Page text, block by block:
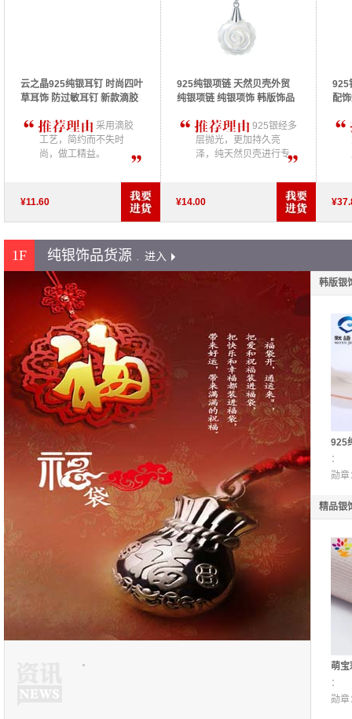
云之晶925纯银耳钉 时尚四叶
草耳饰 防过敏耳钉 新款滴胶
采用滴胶
工艺，简约而不失时
尚，做工精益。
¥11.60
925纯银项链 天然贝壳外贸
纯银项链 纯银项饰 韩版饰品
925银经多
层抛光，更加持久亮
泽，纯天然贝壳进行专
山茶花造型，更显独特
而优雅时尚。并已开发
¥14.00
925
配
¥
1F 纯银饰品货源 . 进入
韩版银
925
项
爆款
：
勋章
精品银
萌
纯
锁骨
：
勋章